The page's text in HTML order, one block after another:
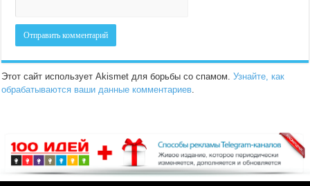
Этот сайт использует Akismet для борьбы со спамом.Узнайте, как
обрабатываются ваши данные комментариев.